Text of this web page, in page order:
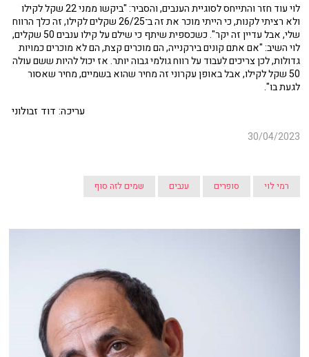
לוי עוד חזר והתייחס לסוגיית הענבים, והסביר: "ביקשו ממני 22 שקל לקילו
ולא רציתי לקנות, כי הייתי מוכר את זה ב־26/25 שקלים לקילו, זה כלך הרווח
שלי, אבל עדיין זה יקר". כשכספית שיתף כי שילם על קילו ענבים 50 שקלים,
לוי השיב: "אם אתם קונים בירקנייה, הם מוכרים קצת, הם לא מוכרים כמויות
גדולות, לכן צריכים לעבוד על רווח גולמי גבוה יותר. אז יכול להיות ששם עולה
50 שקל לקילו, אבל באופן עקרוני זה מחיר שהוא בשמיים, מחיר שאסור
לגעת בו".
עריכה: דוד זבולוני
30/04/2023
רמי לוי סופרים ענבים שמים לזה סוף